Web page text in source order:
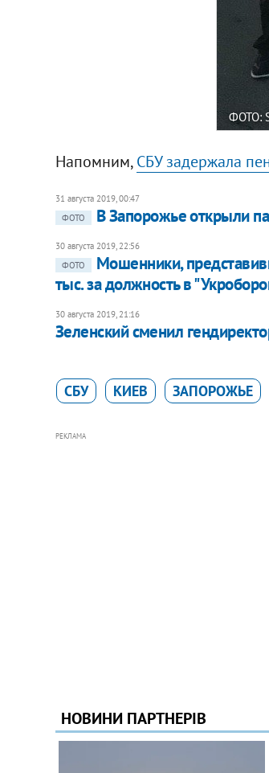
ФОТО:
Напомним,СБУ задержала
31 августа 2019, 00:47
ФОТО
В Запорожье открыли
30 августа 2019, 22:56
ФОТО
Мошенники,
тыс. за должность в
30 августа 2019, 21:16
Зеленский сменил
СБУ КИЕВ ЗАПОРОЖЬЕ
РЕКЛАМА